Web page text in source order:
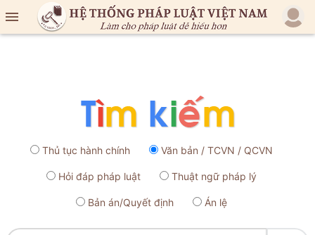

Thủ tục hành chính Văn bản / TCVN / QCVN
Hỏi đáp pháp luật Thuật ngữ pháp lý
Bản án/Quyết định Án lệ